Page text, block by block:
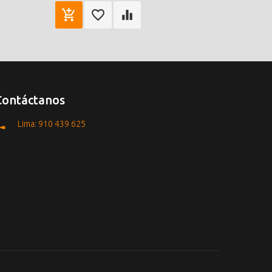
Lima: 910 439 625